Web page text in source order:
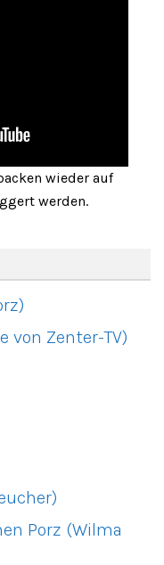
wieder auf
werden.
von Zenter-TV)
Porz (Wilma